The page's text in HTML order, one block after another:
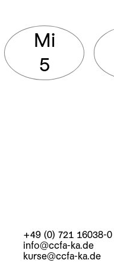
Mi
5
+49 (0) 721 16038-0
info@ccfa-ka.de
kurse@ccfa-ka.de